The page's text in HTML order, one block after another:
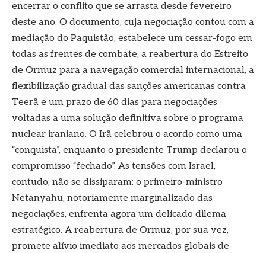
encerrar o conflito que se arrasta desde fevereiro
deste ano. O documento, cuja negociação contou com a
mediação do Paquistão, estabelece um cessar-fogo em
todas as frentes de combate, a reabertura do Estreito
de Ormuz para a navegação comercial internacional, a
flexibilização gradual das sanções americanas contra
Teerã e um prazo de 60 dias para negociações
voltadas a uma solução definitiva sobre o programa
nuclear iraniano. O Irã celebrou o acordo como uma
“conquista”, enquanto o presidente Trump declarou o
compromisso “fechado”. As tensões com Israel,
contudo, não se dissiparam: o primeiro-ministro
Netanyahu, notoriamente marginalizado das
negociações, enfrenta agora um delicado dilema
estratégico. A reabertura de Ormuz, por sua vez,
promete alívio imediato aos mercados globais de